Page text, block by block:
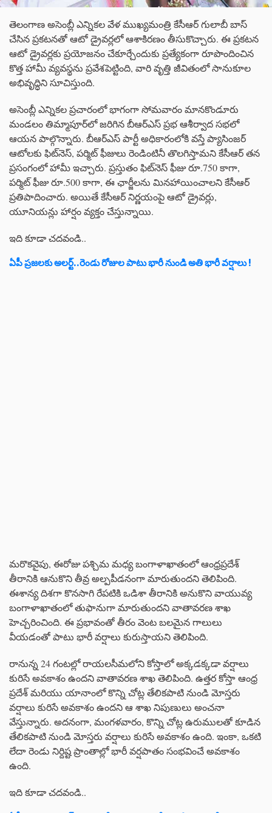
తెలంగాణ అసెంబ్లీ ఎన్నికల వేళ ముఖ్యమంత్రి కేసీఆర్ గులాబీ బాస్
చేసిన ప్రకటనతో ఆటో డ్రైవర్లలో ఆశాకిరణం తీసుకొచ్చారు. ఈ ప్రకటన
ఆటో డ్రైవర్లకు ప్రయోజనం చేకూర్చేందుకు ప్రత్యేకంగా రూపొందించిన
కొత్త హామీ వ్యవస్థను ప్రవేశపెట్టింది, వారి వృత్తి జీవితంలో సానుకూల
అభివృద్ధిని సూచిస్తుంది.
అసెంబ్లీ ఎన్నికల ప్రచారంలో భాగంగా సోమవారం మానకొండూరు
మండలం తిమ్మాపూర్‌లో జరిగిన బీఆర్‌ఎస్‌ ప్రభ ఆశీర్వాద సభలో
ఆయన పాల్గొన్నారు. బీఆర్‌ఎస్ పార్టీ అధికారంలోకి వస్తే ప్యాసింజర్
ఆటోలకు ఫిట్‌నెస్, పర్మిట్ ఫీజులు రెండింటినీ తొలగిస్తామని కేసీఆర్ తన
ప్రసంగంలో హామీ ఇచ్చారు. ప్రస్తుతం ఫిట్‌నెస్ ఫీజు రూ.750 కాగా,
పర్మిట్ ఫీజు రూ.500 కాగా, ఈ ఛార్జీలను మినహాయించాలని కేసీఆర్
ప్రతిపాదించారు. అయితే కేసీఆర్ నిర్ణయంపై ఆటో డ్రైవర్లు,
యూనియన్లు హార్షం వ్యక్తం చేస్తున్నాయి.
ఇది కూడా చదవండి..
ఏపీ ప్రజలకు అలర్ట్‌..రెండు రోజుల పాటు భారీ నుండి అతి భారీ వర్షాలు !
మరొకవైపు, ఈరోజు పశ్చిమ మధ్య బంగాళాఖాతంలో ఆంధ్రప్రదేశ్
తీరానికి ఆనుకొని తీవ్ర అల్పపీడనంగా మారుతుందని తెలిపింది.
ఈశాన్య దిశగా కొనసాగి రేపటికి ఒడిశా తీరానికి అనుకొని వాయువ్య
బంగాళాఖాతంలో తుఫానుగా మారుతుందని వాతావరణ శాఖ
హెచ్చరించింది. ఈ ప్రభావంతో తీరం వెంట బలమైన గాలులు
వీయడంతో పాటు భారీ వర్షాలు కురుస్తాయని తెలిపింది.
రానున్న 24 గంటల్లో రాయలసీమలోని కోస్తాలో అక్కడక్కడా వర్షాలు
కురిసే అవకాశం ఉందని వాతావరణ శాఖ తెలిపింది. ఉత్తర కోస్తా ఆంధ్ర
ప్రదేశ్ మరియు యానాంలో కొన్ని చోట్ల తేలికపాటి నుండి మోస్తరు
వర్షాలు కురిసే అవకాశం ఉందని ఆ శాఖ నిపుణులు అంచనా
వేస్తున్నారు. అదనంగా, మంగళవారం, కొన్ని చోట్ల ఉరుములతో కూడిన
తేలికపాటి నుండి మోస్తరు వర్షాలు కురిసే అవకాశం ఉంది. ఇంకా, ఒకటి
లేదా రెండు నిర్దిష్ట ప్రాంతాల్లో భారీ వర్షపాతం సంభవించే అవకాశం
ఉంది.
ఇది కూడా చదవండి..